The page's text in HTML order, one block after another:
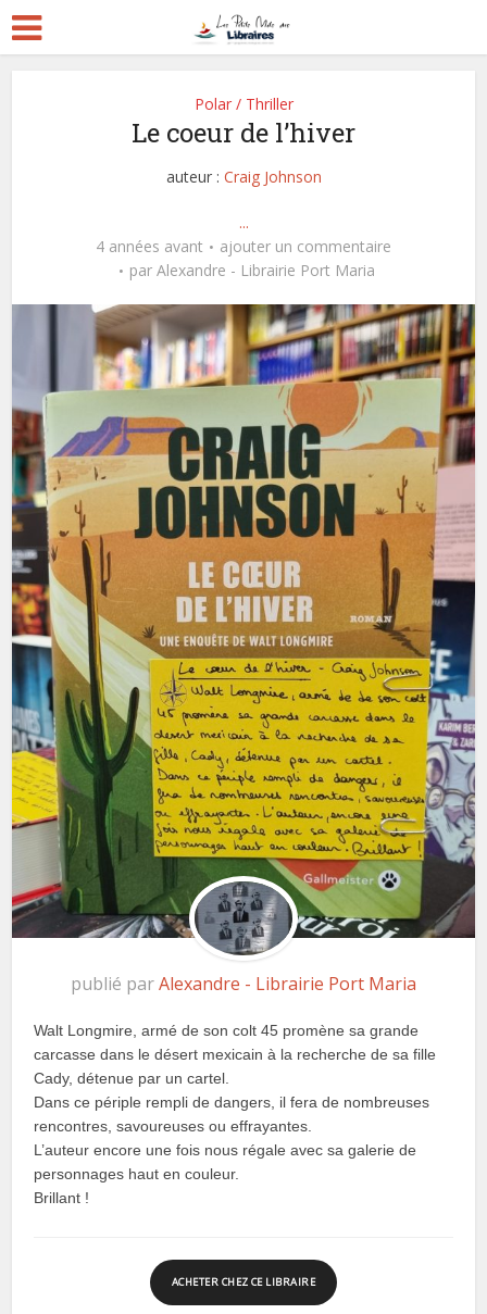
Polar / Thriller
Le coeur de l’hiver
auteur : Craig Johnson
...
4 années avant
ajouter un commentaire
par Alexandre - Librairie Port Maria
publié parAlexandre - Librairie Port Maria
Walt Longmire, armé de son colt 45 promène sa grande
carcasse dans le désert mexicain à la recherche de sa fille
Cady, détenue par un cartel.
Dans ce périple rempli de dangers, il fera de nombreuses
rencontres, savoureuses ou effrayantes.
L’auteur encore une fois nous régale avec sa galerie de
personnages haut en couleur.
Brillant !
ACHETER CHEZ CE LIBRAIRE